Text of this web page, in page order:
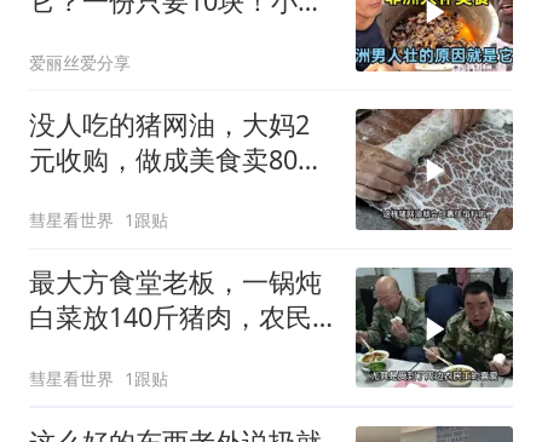
爱丽丝爱分享
没人吃的猪网油，大妈2
元收购，做成美食卖80，
彗星看世界 1跟贴
最大方食堂老板，一锅炖
白菜放140斤猪肉，农民
彗星看世界 1跟贴